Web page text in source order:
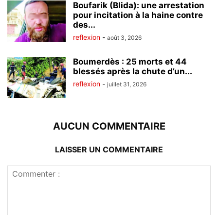
Boufarik (Blida): une arrestation
pour incitation à la haine contre
des...
reflexion - août 3, 2026
Boumerdès : 25 morts et 44
blessés après la chute d’un...
reflexion - juillet 31, 2026
AUCUN COMMENTAIRE
LAISSER UN COMMENTAIRE